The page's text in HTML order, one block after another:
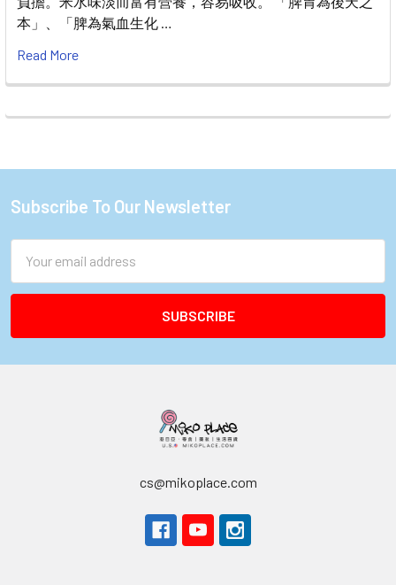
本」、「脾為氣血生化 …
Read More
Footer
Subscribe To Our Newsletter
Address
cs@mikoplace.com